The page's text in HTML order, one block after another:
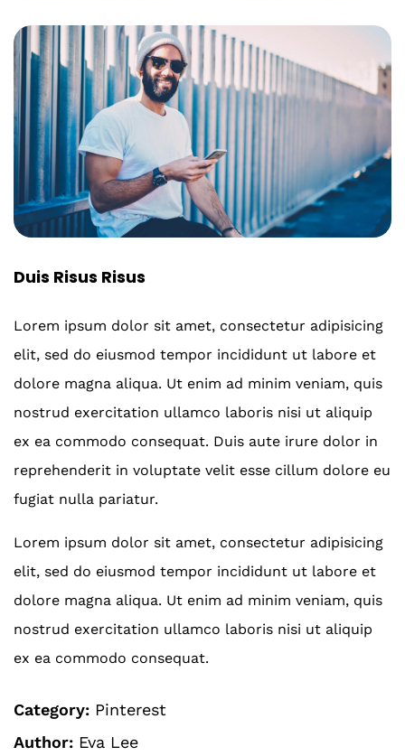
Duis Risus Risus
Lorem ipsum dolor sit amet, consectetur adipisicing
elit, sed do eiusmod tempor incididunt ut labore et
dolore magna aliqua. Ut enim ad minim veniam, quis
nostrud exercitation ullamco laboris nisi ut aliquip
ex ea commodo consequat. Duis aute irure dolor in
reprehenderit in voluptate velit esse cillum dolore eu
fugiat nulla pariatur.
Lorem ipsum dolor sit amet, consectetur adipisicing
elit, sed do eiusmod tempor incididunt ut labore et
dolore magna aliqua. Ut enim ad minim veniam, quis
nostrud exercitation ullamco laboris nisi ut aliquip
ex ea commodo consequat.
Category: Pinterest
Author: Eva Lee